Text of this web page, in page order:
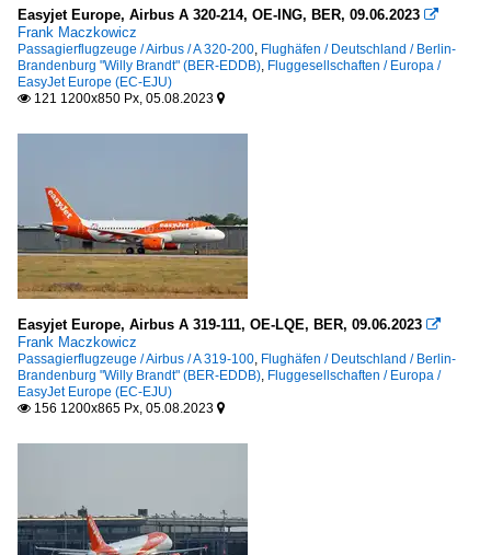
Easyjet Europe, Airbus A 320-214, OE-ING, BER, 09.06.2023 
Frank Maczkowicz
Passagierflugzeuge / Airbus / A 320-200, Flughäfen / Deutschland / Berlin-
Brandenburg "Willy Brandt" (BER-EDDB), Fluggesellschaften / Europa /
EasyJet Europe (EC-EJU)
 121 1200x850 Px, 05.08.2023 
Easyjet Europe, Airbus A 319-111, OE-LQE, BER, 09.06.2023 
Frank Maczkowicz
Passagierflugzeuge / Airbus / A 319-100, Flughäfen / Deutschland / Berlin-
Brandenburg "Willy Brandt" (BER-EDDB), Fluggesellschaften / Europa /
EasyJet Europe (EC-EJU)
 156 1200x865 Px, 05.08.2023 